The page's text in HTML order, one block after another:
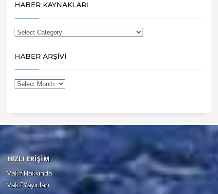
HABER KAYNAKLARI
HABER ARŞİVİ
HIZLI ERİŞİM
Vakıf Hakkında
Vakıf Yayınları